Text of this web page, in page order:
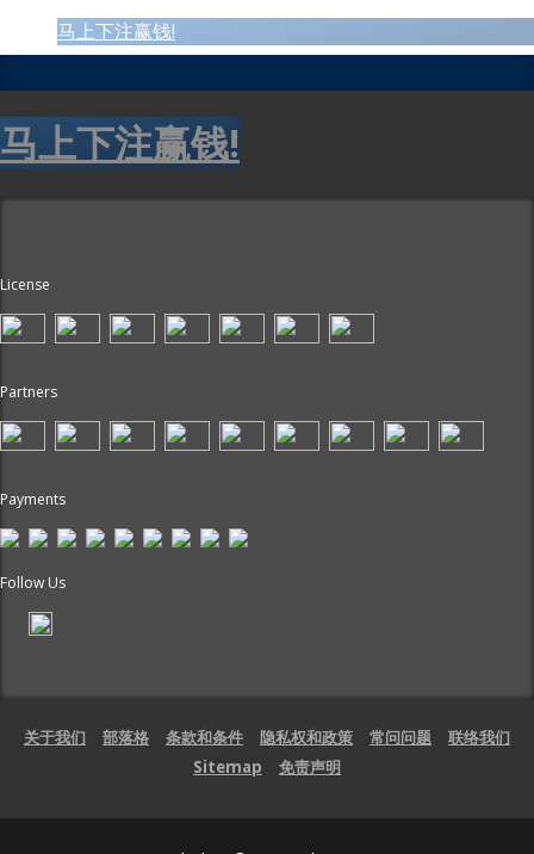
马上下注赢钱!
马上下注赢钱!
License
Partners
Payments
Follow Us
关于我们 部落格 条款和条件 隐私权和政策 常问问题
联络我们
Sitemap
免责声明